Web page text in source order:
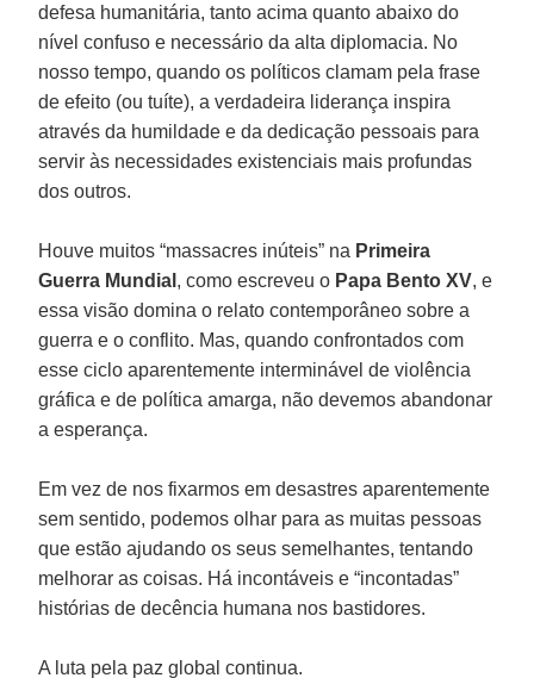
defesa humanitária, tanto acima quanto abaixo do
nível confuso e necessário da alta diplomacia. No
nosso tempo, quando os políticos clamam pela frase
de efeito (ou tuíte), a verdadeira liderança inspira
através da humildade e da dedicação pessoais para
servir às necessidades existenciais mais profundas
dos outros.
Houve muitos “massacres inúteis” na Primeira
Guerra Mundial , como escreveu o Papa Bento XV, e
essa visão domina o relato contemporâneo sobre a
guerra e o conflito. Mas, quando confrontados com
esse ciclo aparentemente interminável de violência
gráfica e de política amarga, não devemos abandonar
a esperança.
Em vez de nos fixarmos em desastres aparentemente
sem sentido, podemos olhar para as muitas pessoas
que estão ajudando os seus semelhantes, tentando
melhorar as coisas. Há incontáveis e “incontadas”
histórias de decência humana nos bastidores.
A luta pela paz global continua.